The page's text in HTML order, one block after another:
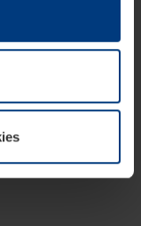
for drift av
helst endre eller
på